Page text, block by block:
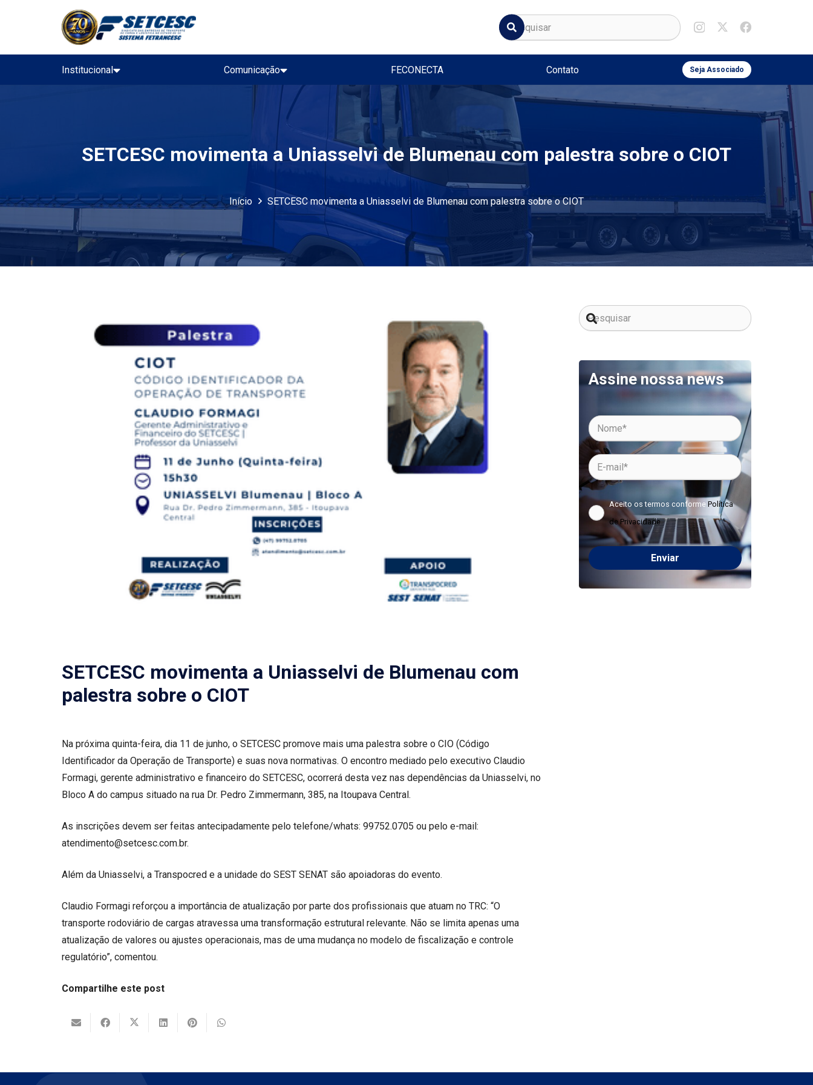
Institucional Comunicação FECONECTA Contato Seja Associado
SETCESC movimenta a Uniasselvi de Blumenau com palestra sobre o CIOT
Início SETCESC movimenta a Uniasselvi de Blumenau com palestra sobre o CIOT
SETCESC movimenta a Uniasselvi de Blumenau com
palestra sobre o CIOT
Na próxima quinta-feira, dia 11 de junho, o SETCESC promove mais uma palestra sobre o CIO (Código
Identificador da Operação de Transporte) e suas nova normativas. O encontro mediado pelo executivo Claudio
Formagi, gerente administrativo e financeiro do SETCESC, ocorrerá desta vez nas dependências da Uniasselvi, no
Bloco A do campus situado na rua Dr. Pedro Zimmermann, 385, na Itoupava Central.
As inscrições devem ser feitas antecipadamente pelo telefone/whats: 99752.0705 ou pelo e-mail:
atendimento@setcesc.com.br.
Além da Uniasselvi, a Transpocred e a unidade do SEST SENAT são apoiadoras do evento.
Claudio Formagi reforçou a importância de atualização por parte dos profissionais que atuam no TRC: “O
transporte rodoviário de cargas atravessa uma transformação estrutural relevante. Não se limita apenas uma
atualização de valores ou ajustes operacionais, mas de uma mudança no modelo de fiscalização e controle
regulatório”, comentou.
Compartilhe este post
Assine nossa news
Aceito os termos conforme Política
de Privacidade
Please
leave
this